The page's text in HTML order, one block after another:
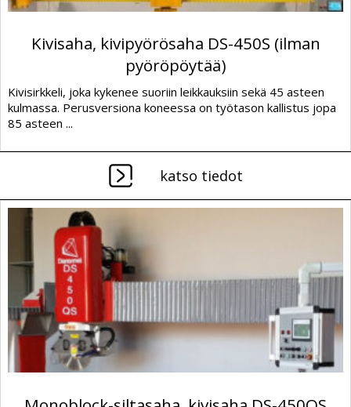
Kivisaha, kivipyörösaha DS-450S (ilman
pyöröpöytää)
Kivisirkkeli, joka kykenee suoriin leikkauksiin sekä 45 asteen
kulmassa. Perusversiona koneessa on työtason kallistus jopa
85 asteen ...
katso tiedot